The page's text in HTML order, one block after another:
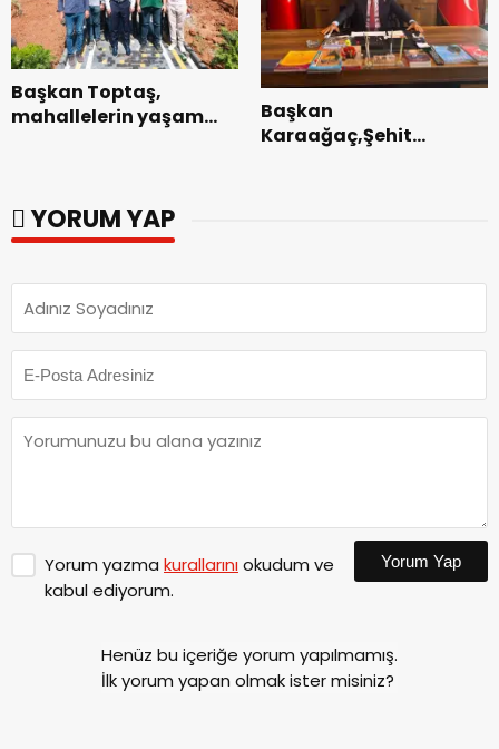
Başkan Toptaş,
mahallelerin yaşam
Başkan
Karaağaç,Şehit
YORUM YAP
Yorum yazma kurallarınıokudum ve
kabul ediyorum.
Yorum Yap
Henüz bu içeriğe yorum yapılmamış.
İlk yorum yapan olmak ister misiniz?